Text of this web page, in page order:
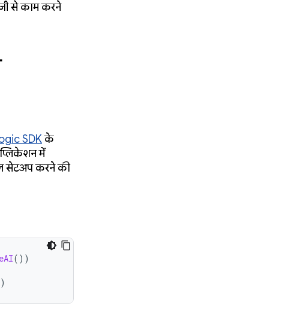
से काम करने
SDKके
में
सेटअप करने की
())
)